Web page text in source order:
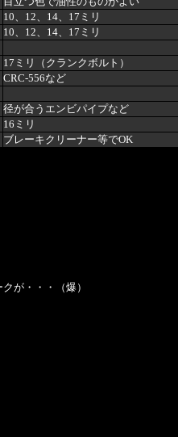
10、12、14、17ミリ
10、12、14、17ミリ
17ミリ（クランクボルト）
CRC-556など
径が合うエンビパイプなど
16ミリ
ブレーキクリーナー等でOK
が・・・（爆）